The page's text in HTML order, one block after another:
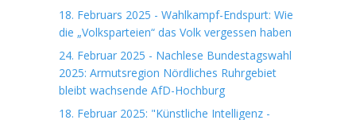
18. Februars 2025 - Wahlkampf-Endspurt: Wie
die „Volksparteien“ das Volk vergessen haben
24. Februar 2025 - Nachlese Bundestagswahl
2025: Armutsregion Nördliches Ruhrgebiet
bleibt wachsende AfD-Hochburg
18. Februar 2025: "Künstliche Intelligenz -